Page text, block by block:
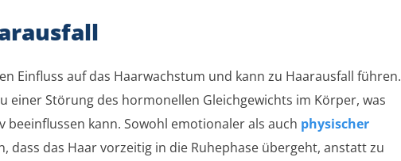
Einfluss auf das Haarwachstum und kann zu Haarausfall führen.
einer Störung des hormonellen Gleichgewichts im Körper, was
beeinflussen kann. Sowohl emotionaler als auch physischer
dass das Haar vorzeitig in die Ruhephase übergeht, anstatt zu